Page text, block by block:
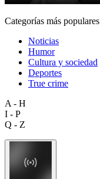
Categorías más populares
Noticias
Humor
Cultura y sociedad
Deportes
True crime
A - H
I - P
Q - Z